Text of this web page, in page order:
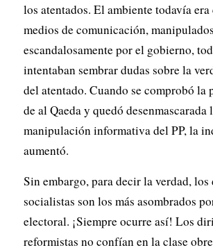
los atentados. El ambiente todavía
medios de comunicación, manipulados
escandalosamente por el gobierno,
intentaban sembrar dudas sobre la
del atentado. Cuando se comprobó la
de al Qaeda y quedó desenmascarada
manipulación informativa del PP, la
aumentó.
Sin embargo, para decir la verdad,
socialistas son los más asombrados
electoral. ¡Siempre ocurre así! Los
reformistas no confían en la clase